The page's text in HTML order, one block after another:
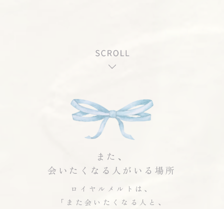
また、
会いたくなる人がいる場所
ロイヤルメルトは、
「また会いたくなる人と、